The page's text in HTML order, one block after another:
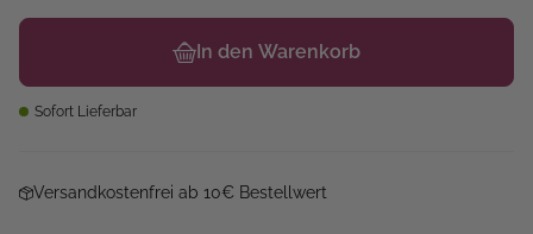
In den Warenkorb
Sofort Lieferbar
Versandkostenfrei ab 10€ Bestellwert